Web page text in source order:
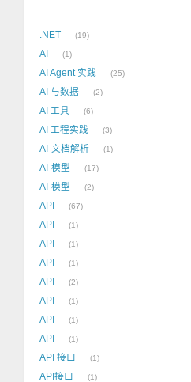
.NET 19
AI 1
AI Agent 实践 25
AI 与数据 2
AI 工具 6
AI 工程实践 3
AI-文档解析 1
AI-模型 17
AI-模型 2
API 67
API 1
API 1
API 1
API 2
API 1
API 1
API 1
API 接口 1
API接口 1